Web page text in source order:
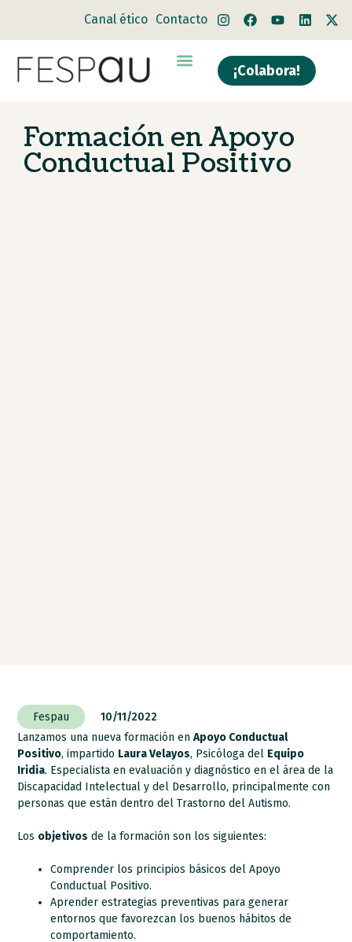
Canal ético Contacto
¡Colabora!
Formación en Apoyo
Conductual Positivo
Fespau
10/11/2022
Lanzamos una nueva formación enApoyo Conductual
Positivo, impartido Laura Velayos, Psicóloga del Equipo
Iridia. Especialista en evaluación y diagnóstico en el área de la
Discapacidad Intelectual y del Desarrollo, principalmente con
personas que están dentro del Trastorno del Autismo.
Los objetivos de la formación son los siguientes:
Comprender los principios básicos del Apoyo
Conductual Positivo.
Aprender estrategias preventivas para generar
entornos que favorezcan los buenos hábitos de
comportamiento.